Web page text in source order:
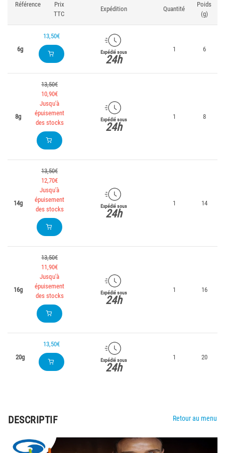
Référence
Prix
TTC
Expédition Quantité
Poids
(g)
6g
13,50€
Expédié sous
24h
1 6
8g
13,50€
10,90€
Jusqu'à
épuisement
des stocks
Expédié sous
24h
1 8
14g
13,50€
12,70€
Jusqu'à
épuisement
des stocks
Expédié sous
24h
1 14
16g
13,50€
11,90€
Jusqu'à
épuisement
des stocks
Expédié sous
24h
1 16
20g
13,50€
Expédié sous
24h
1 20
DESCRIPTIF Retour au menu